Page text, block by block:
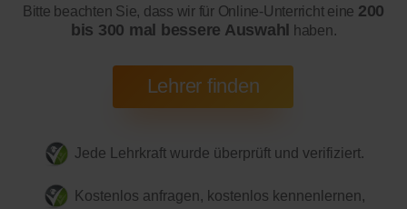
Bitte beachten Sie, dass wir für Online-Unterricht eine 200
bis 300 mal bessere Auswahl haben.
Jede Lehrkraft wurde überprüft und verifiziert.
Kostenlos anfragen, kostenlos kennenlernen,